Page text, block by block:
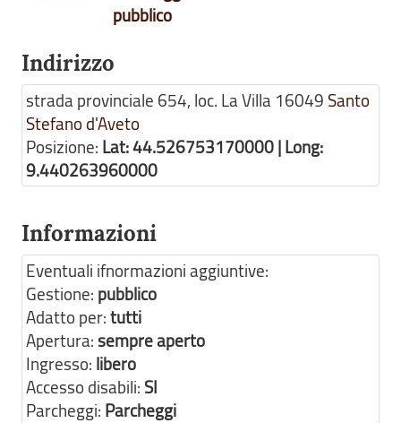
pubblico
Indirizzo
strada provinciale 654, loc. La Villa 16049 Santo
Stefano d'Aveto
Posizione: Lat: 44.526753170000 | Long:
9.440263960000
Informazioni
Eventuali ifnormazioni aggiuntive:
Gestione: pubblico
Adatto per:tutti
Apertura:sempre aperto
Ingresso: libero
Accesso disabili: SI
Parcheggi: Parcheggi